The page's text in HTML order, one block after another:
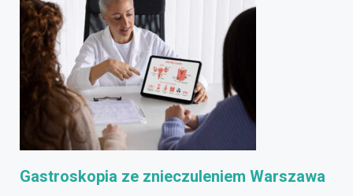
Gastroskopia ze znieczuleniem Warszawa